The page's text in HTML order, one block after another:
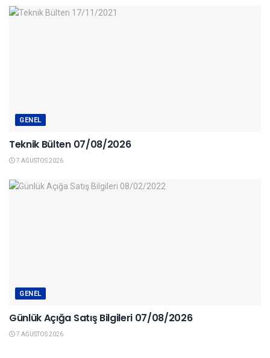
GENEL
Teknik Bülten 07/08/2026
7 AĞUSTOS 2026
GENEL
Günlük Açığa Satış Bilgileri 07/08/2026
7 AĞUSTOS 2026